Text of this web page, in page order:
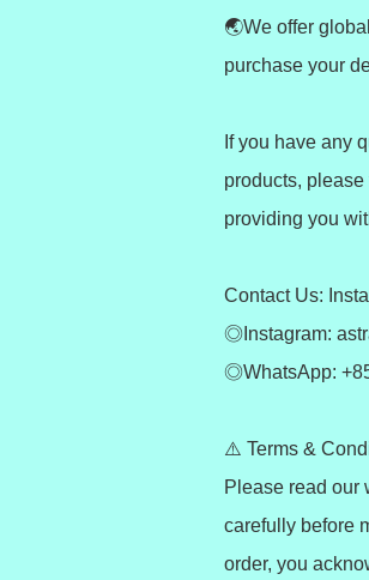
🌏We offer
purchase your
If you have any
products,
providing you
Contact Us:
◎Instagram:
◎WhatsApp:
⚠️ Terms &
Please read our
carefully before
order, you